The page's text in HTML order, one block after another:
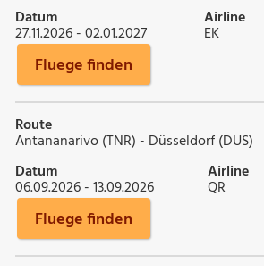
Datum
27.11.2026 - 02.01.2027
Airline
EK
Fluege finden
Route
Antananarivo (TNR) - Düsseldorf (DUS)
Datum
06.09.2026 - 13.09.2026
Airline
QR
Fluege finden